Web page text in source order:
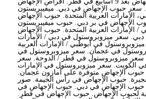
سعر حبوب الإجهاض في دبي. ميفيبريستون
الإمارات العربية المتحدة. حبوب الإجهاض
الإجهاض في بر دبي. حبوب ميفيبريستون
الإمارات العربية المتحدة. حبوب الإجهاض
دبي. سعر ميزوبروستول في دبي / الإمارات
ميزوبروستول في أبوظبي / الإمارات العربية
في عجمان. سعر ميزوبروستول في
سعر ميزوبروستول في قطر / الدوحة. سعر
الكويت. سعر ميزوبروستول في الإمارات
حبوب الإجهاض متوفرة على أمازون عجمان.
حبوب الإجهاض في رأس الخيمة. صور
الإجهاض في دبي. حبوب الإجهاض في
لحبوب الإجهاض. حبوب الإجهاض في قطر.